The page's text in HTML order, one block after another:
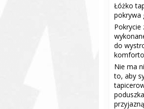
Łóżko
pokrywa
Pokrycie
do
Nie ma
to, aby